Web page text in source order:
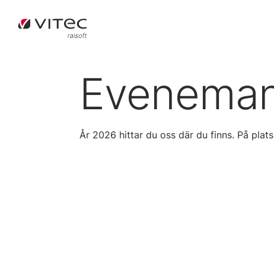
År 2026 hittar du oss där du finns. På